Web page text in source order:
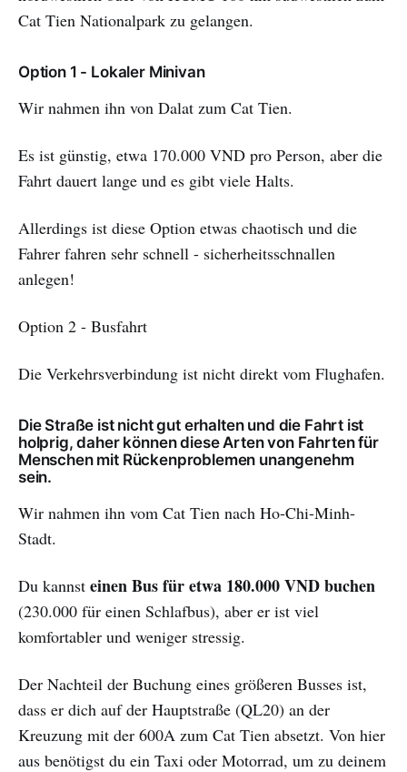
Cat Tien Nationalpark zu gelangen.
Option 1 - Lokaler Minivan
Wir nahmen ihn von Dalat zum Cat Tien.
Es ist günstig, etwa 170.000 VND pro Person, aber die
Fahrt dauert lange und es gibt viele Halts.
Allerdings ist diese Option etwas chaotisch und die
Fahrer fahren sehr schnell - sicherheitsschnallen
anlegen!
Option 2 - Busfahrt
Die Verkehrsverbindung ist nicht direkt vom Flughafen.
Die Straße ist nicht gut erhalten und die Fahrt ist
holprig, daher können diese Arten von Fahrten für
Menschen mit Rückenproblemen unangenehm
sein.
Wir nahmen ihn vom Cat Tien nach Ho-Chi-Minh-
Stadt.
Du kannst einen Bus für etwa 180.000 VND buchen
(230.000 für einen Schlafbus), aber er ist viel
komfortabler und weniger stressig.
Der Nachteil der Buchung eines größeren Busses ist,
dass er dich auf der Hauptstraße (QL20) an der
Kreuzung mit der 600A zum Cat Tien absetzt. Von hier
aus benötigst du ein Taxi oder Motorrad, um zu deinem